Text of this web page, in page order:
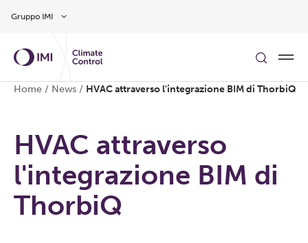
Gruppo IMI
Home / News / HVAC attraverso l'integrazione BIM di ThorbiQ
HVAC attraverso
l'integrazione BIM di
ThorbiQ